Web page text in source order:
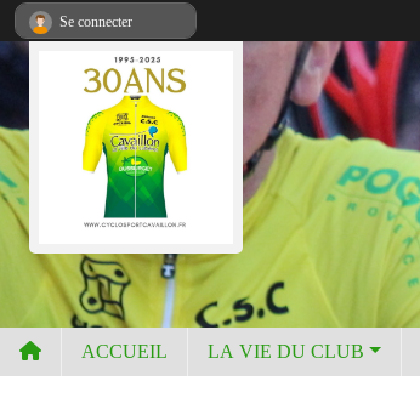
ACCUEIL LA VIE DU CLUB
Se connecter
Panneau de gestion des cookies